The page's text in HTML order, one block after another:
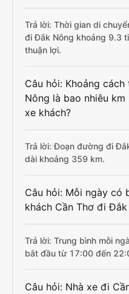
Trả lời: Thời gian di
đi Đắk Nông khoảng 9.3
thuận lợi.
Câu hỏi: Khoảng
Nông là bao nhiêu
xe khách?
Trả lời: Đoạn đường đi
dài khoảng 359 km.
Câu hỏi: Mỗi ngày có
khách Cần Thơ đi
Trả lời: Trung bình mỗi
bắt đầu từ 17:00 đến
Câu hỏi: Nhà xe đi